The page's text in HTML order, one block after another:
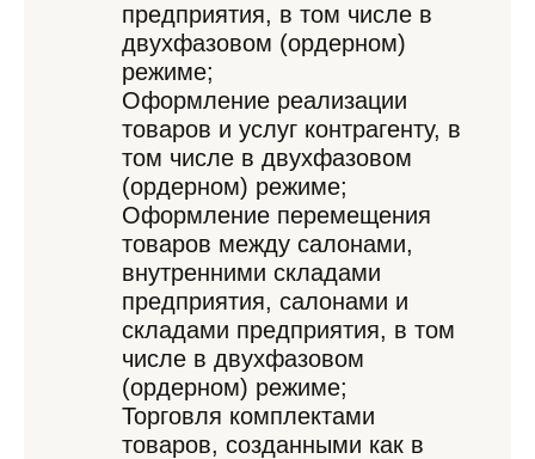
предприятия, в том числе в
двухфазовом (ордерном)
режиме;
Оформление реализации
товаров и услуг контрагенту, в
том числе в двухфазовом
(ордерном) режиме;
Оформление перемещения
товаров между салонами,
внутренними складами
предприятия, салонами и
складами предприятия, в том
числе в двухфазовом
(ордерном) режиме;
Торговля комплектами
товаров, созданными как в